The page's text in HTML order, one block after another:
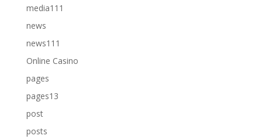
media111
news
news111
Online Casino
pages
pages13
post
posts